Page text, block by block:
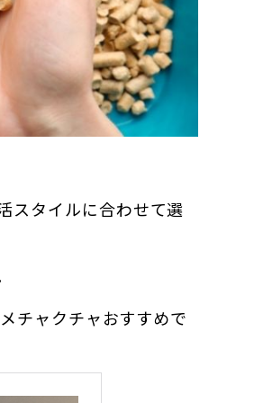
スタイルに合わせて選
チャクチャおすすめで